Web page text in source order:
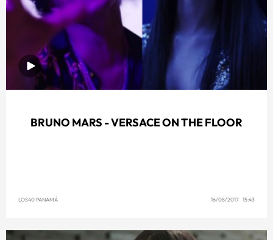
BRUNO MARS - VERSACE ON THE FLOOR
LOS40 PANAMÁ 16/08/2017 15:43